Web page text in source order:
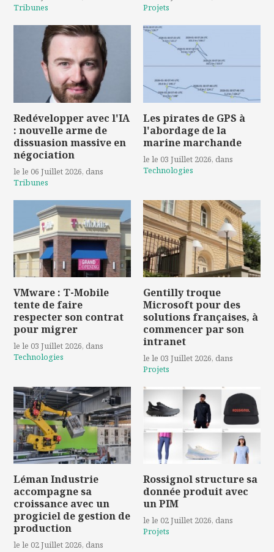
Tribunes
Projets
Redévelopper avec l'IA
: nouvelle arme de
dissuasion massive en
négociation
le le 06 Juillet 2026, dans
Tribunes
Les pirates de GPS à
l'abordage de la
marine marchande
le le 03 Juillet 2026, dans
Technologies
VMware : T-Mobile
tente de faire
respecter son contrat
pour migrer
le le 03 Juillet 2026, dans
Technologies
Gentilly troque
Microsoft pour des
solutions françaises, à
commencer par son
intranet
le le 03 Juillet 2026, dans
Projets
Léman Industrie
accompagne sa
croissance avec un
progiciel de gestion de
production
le le 02 Juillet 2026, dans
Rossignol structure sa
donnée produit avec
un PIM
le le 02 Juillet 2026, dans
Projets